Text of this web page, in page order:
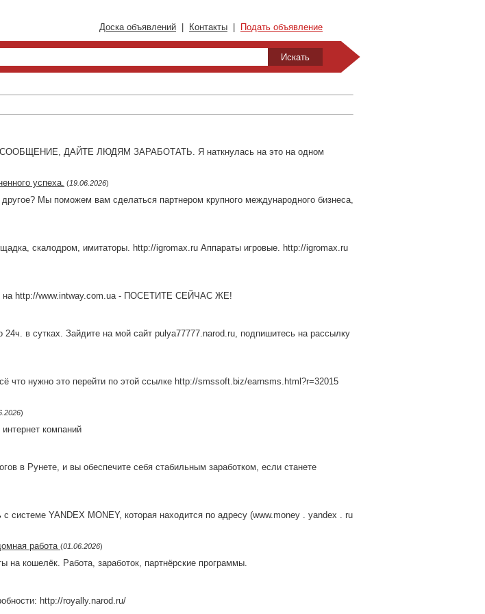
Доска объявлений Контакты Подать объявление
ДАЙТЕ ЛЮДЯМ ЗАРАБОТАТЬ. Я наткнулась на это на одном
успеха. (19.06.2026)
Мы поможем вам сделаться партнером крупного международного бизнеса,
скалодром, имитаторы. http://igromax.ru Аппараты игровые. http://igromax.ru
http://www.intway.com.ua - ПОСЕТИТЕ СЕЙЧАС ЖЕ!
в сутках. Зайдите на мой сайт pulya77777.narod.ru, подпишитесь на рассылку
что нужно это перейти по этой ссылке http://smssoft.biz/earnsms.html?r=32015
)
компаний
в Рунете, и вы обеспечите себя стабильным заработком, если станете
YANDEX MONEY, которая находится по адресу (www.money . yandex . ru
работа (01.06.2026)
кошелёк. Работа, заработок, партнёрские программы.
http://royally.narod.ru/